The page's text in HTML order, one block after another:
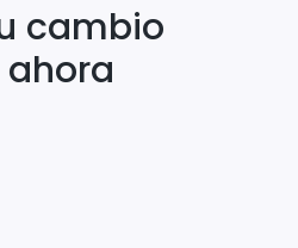
cambio